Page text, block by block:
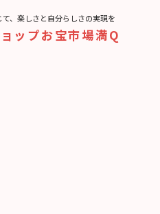
、楽しさと⾃分らしさの実現を
ップお宝市場満Q